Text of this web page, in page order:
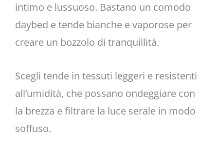
intimo e lussuoso. Bastano un comodo
daybed e tende bianche e vaporose per
creare un bozzolo di tranquillità.
Scegli tende in tessuti leggeri e resistenti
all’umidità, che possano ondeggiare con
la brezza e filtrare la luce serale in modo
soffuso.